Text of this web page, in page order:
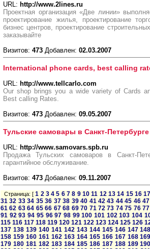
URL: http://www.2lines.ru
Проектная организация «Две линии»
проектирование жилья, проектирование
бизнес центров, проектирование
заказывайте
Визитов: 473 Добавлен: 02.03.2007
International phone cards, best calling
URL: http://www.tellcarlo.com
Our shop brings you a wide variety of Cards
Best calling Rates.
Визитов: 473 Добавлен: 09.05.2007
Тульские самовары в Санкт-Петербурге
URL: http://www.samovars.spb.ru
Продажа Тульских самоваров в Санкт-
гарантийное обслуживание.
Визитов: 473 Добавлен: 09.11.2007
Страница: [1 2 3 4 5 6 7 8 9 10 11 12 13 14 15 16
31 32 33 34 35 36 37 38 39 40 41 42 43 44 45 46 47
61 62 63 64 65 66 67 68 69 70 71 72 73 74 75 76 77
91 92 93 94 95 96 97 98 99 100 101 102 103 104
115 116 117 118 119 120 121 122 123 124 125 126
137 138 139 140 141 142 143 144 145 146 147
158 159 160 161 162 163 164 165 166 167 168
179 180 181 182 183 184 185 186 187 188 189